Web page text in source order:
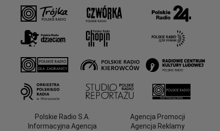
Polskie Radio S.A.
Informacyjna Agencja
Agencja Promocji
Agencja Reklamy